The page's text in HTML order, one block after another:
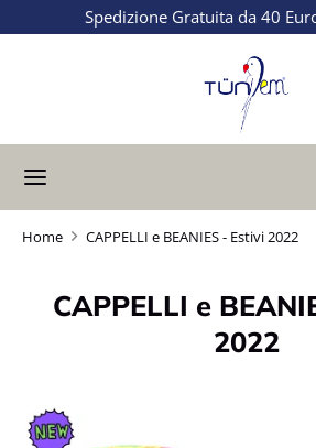
Spedizione Gratuita da 40
nostro
Home CAPPELLI e BEANIES - Estivi 2022
CAPPELLI e
2022